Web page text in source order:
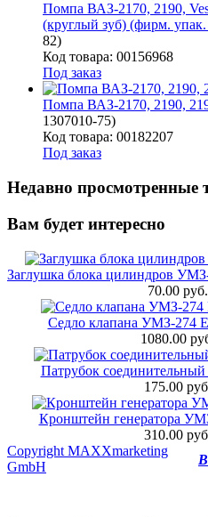
Помпа ВАЗ-2170, 2190,
(круглый зуб) (фирм.
82)
Код товара: 00156968
Под заказ
Помпа ВАЗ-2170, 2190,
1307010-75)
Код товара: 00182207
Под заказ
Недавно просмотренные
Вам будет интересно
Заглушка блока цилиндров
70.00 руб.
Седло клапана УМЗ-274
1080.00
Патрубок
175.00
Кронштейн генератора
310.00
Copyright MAXXmarketing
GmbH